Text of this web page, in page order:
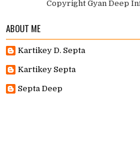
Copyright Gyan Deep
ABOUT ME
Kartikey D. Septa
Kartikey Septa
Septa Deep